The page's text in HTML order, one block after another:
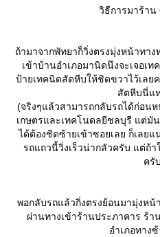
วิธีการมาร้าน
ถ้ามาจากพัทยาก็วิ่งตรงมุ่งหน้าทา
เข้าบ้านอำเภอมานิดนึงจะเจอเ
ป้ายเทคนิดสัตหีบให้ชิดขวาไว้เลย
สัตหีบนี่แ
(จริงๆแล้วสามารถกลับรถได้ก่อ
เกษตรและเทคโนดลยีชลบุรี แต่มั
ได้ต้องชิดซ้ายเข้าซอยเลย ก็เลย
รถแถวนี้วิ่งเร็วน่ากลัวครับ แต่ถ้
ครั
พอกลับรถแล้วกิ่งตรงย้อนมามุ่งหน้
ผ่านทางเข้าร้านประภาคาร ร้
อำเภอทาง